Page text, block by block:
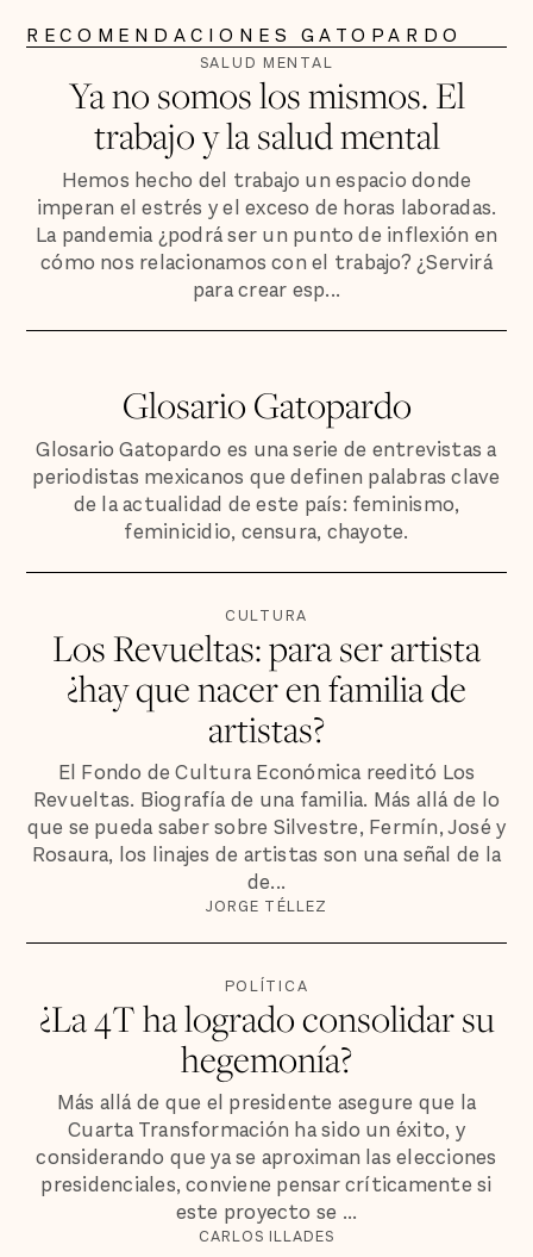
RECOMENDACIONES GATOPARDO
SALUD MENTAL
Ya no somos los mismos. El
trabajo y la salud mental
Hemos hecho del trabajo un espacio donde
imperan el estrés y el exceso de horas laboradas.
La pandemia ¿podrá ser un punto de inflexión en
cómo nos relacionamos con el trabajo? ¿Servirá
para crear esp...
Glosario Gatopardo
Glosario Gatopardo es una serie de entrevistas a
periodistas mexicanos que definen palabras clave
de la actualidad de este país: feminismo,
feminicidio, censura, chayote.
CULTURA
Los Revueltas: para ser artista
¿hay que nacer en familia de
artistas?
El Fondo de Cultura Económica reeditó Los
Revueltas. Biografía de una familia. Más allá de lo
que se pueda saber sobre Silvestre, Fermín, José y
Rosaura, los linajes de artistas son una señal de la
de...
JORGE TÉLLEZ
POLÍTICA
¿La 4T ha logrado consolidar su
hegemonía?
Más allá de que el presidente asegure que la
Cuarta Transformación ha sido un éxito, y
considerando que ya se aproximan las elecciones
presidenciales, conviene pensar críticamente si
este proyecto se ...
CARLOS ILLADES